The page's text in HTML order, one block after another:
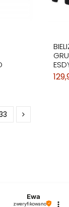
Ewa
zweryfikowano